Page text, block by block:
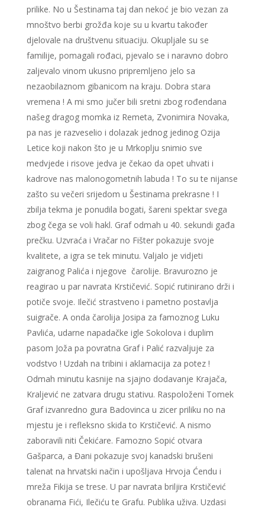
prilike. No u Šestinama taj dan nekoć je bio vezan za
mnoštvo berbi grožđa koje su u kvartu također
djelovale na društvenu situaciju. Okupljale su se
familije, pomagali rođaci, pjevalo se i naravno dobro
zaljevalo vinom ukusno pripremljeno jelo sa
nezaobilaznom gibanicom na kraju. Dobra stara
vremena ! A mi smo jučer bili sretni zbog rođendana
našeg dragog momka iz Remeta, Zvonimira Novaka,
pa nas je razveselio i dolazak jednog jedinog Ozija
Letice koji nakon što je u Mrkoplju snimio sve
medvjede i risove jedva je čekao da opet uhvati i
kadrove nas malonogometnih labuda ! To su te nijanse
zašto su večeri srijedom u Šestinama prekrasne ! I
zbilja tekma je ponudila bogati, šareni spektar svega
zbog čega se voli hakl. Graf odmah u 40. sekundi gađa
prečku. Uzvraća i Vračar no Fišter pokazuje svoje
kvalitete, a igra se tek minutu. Valjalo je vidjeti
zaigranog Palića i njegove čarolije. Bravurozno je
reagirao u par navrata Krstičević. Sopić rutinirano drži i
potiče svoje. Ilečić strastveno i pametno postavlja
suigrače. A onda čarolija Josipa za famoznog Luku
Pavlića, udarne napadačke igle Sokolova i duplim
pasom Joža pa povratna Graf i Palić razvaljuje za
vodstvo ! Uzdah na tribini i aklamacija za potez !
Odmah minutu kasnije na sjajno dodavanje Krajača,
Kraljević ne zatvara drugu stativu. Raspoloženi Tomek
Graf izvanredno gura Badovinca u zicer priliku no na
mjestu je i refleksno skida to Krstičević. A nismo
zaboravili niti Čekićare. Famozno Sopić otvara
Gašparca, a Đani pokazuje svoj kanadski brušeni
talenat na hrvatski način i upošljava Hrvoja Ćendu i
mreža Fikija se trese. U par navrata briljira Krstičević
obranama Fići, Ilečiću te Grafu. Publika uživa. Uzdasi